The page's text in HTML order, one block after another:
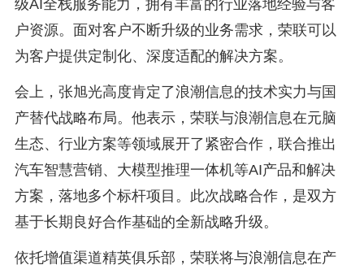
级AI全栈服务能力，拥有丰富的行业落地经验与客
户资源。面对客户不断升级的业务需求，荣联可以
为客户提供定制化、深度适配的解决方案。
会上，张旭光高度肯定了浪潮信息的技术实力与国
产替代战略布局。他表示，荣联与浪潮信息在元脑
生态、行业方案等领域展开了紧密合作，联合推出
汽车智慧营销、大模型推理一体机等AI产品和解决
方案，落地多个标杆项目。此次战略合作，是双方
基于长期良好合作基础的全新战略升级。
依托增值渠道精英俱乐部，荣联将与浪潮信息在产